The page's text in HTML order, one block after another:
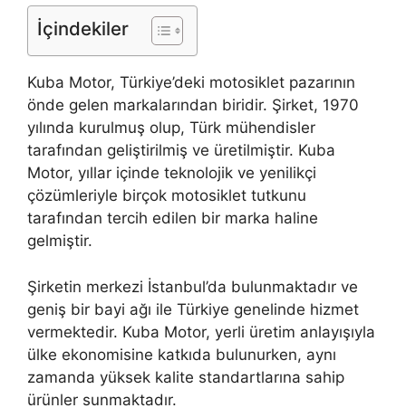
İçindekiler
Kuba Motor, Türkiye’deki motosiklet pazarının
önde gelen markalarından biridir. Şirket, 1970
yılında kurulmuş olup, Türk mühendisler
tarafından geliştirilmiş ve üretilmiştir. Kuba
Motor, yıllar içinde teknolojik ve yenilikçi
çözümleriyle birçok motosiklet tutkunu
tarafından tercih edilen bir marka haline
gelmiştir.
Şirketin merkezi İstanbul’da bulunmaktadır ve
geniş bir bayi ağı ile Türkiye genelinde hizmet
vermektedir. Kuba Motor, yerli üretim anlayışıyla
ülke ekonomisine katkıda bulunurken, aynı
zamanda yüksek kalite standartlarına sahip
ürünler sunmaktadır.